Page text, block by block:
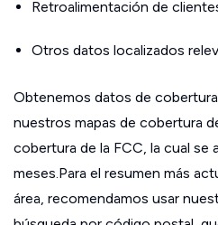
Retroalimentación de
Otros datos localizados
Obtenemos datos de
nuestros mapas de cobertura
cobertura de la FCC, la cual se
meses.Para el resumen más
área, recomendamos usar